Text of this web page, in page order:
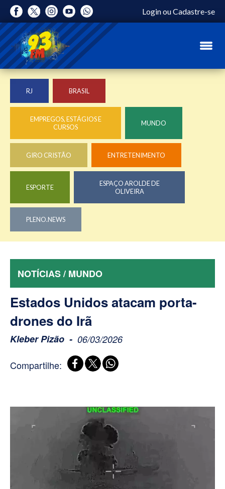
LoginouCadastre-se
RJ BRASIL
EMPREGOS, ESTÁGIOS E
CURSOS
MUNDO
GIRO CRISTÃO ENTRETENIMENTO
ESPORTE
ESPAÇO AROLDE DE
OLIVEIRA
PLENO.NEWS
NOTÍCIAS / MUNDO
Estados Unidos atacam porta-
drones do Irã
Kleber Pizão 06/03/2026
Compartilhe: